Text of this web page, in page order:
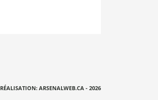
RÉALISATION: ARSENALWEB.CA - 2026